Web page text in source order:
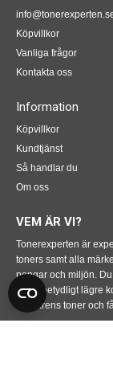
Köpvillkor
Vanliga frågor
Kontakta oss
Information
Köpvillkor
Kundtjänst
Så handlar du
Om oss
VEM ÄR VI?
Tonerexperten är
toners samt alla
pengar och miljön.
till en betydligt lägre
skrivarens toner och